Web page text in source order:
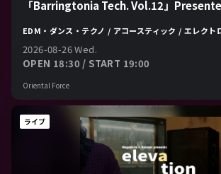
「Barringtonia Tech. Vol.12」
EDM・ダンス・テクノ / アコースティック / エレクト
2026-08-26 Wed.
OPEN 18:30 / START 19:00
Oriental Force
ライブ